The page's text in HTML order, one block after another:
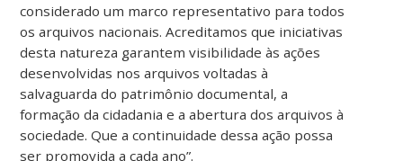
considerado um marco representativo para todos
os arquivos nacionais. Acreditamos que iniciativas
desta natureza garantem visibilidade às ações
desenvolvidas nos arquivos voltadas à
salvaguarda do patrimônio documental, a
formação da cidadania e a abertura dos arquivos à
sociedade. Que a continuidade dessa ação possa
ser promovida a cada ano”.